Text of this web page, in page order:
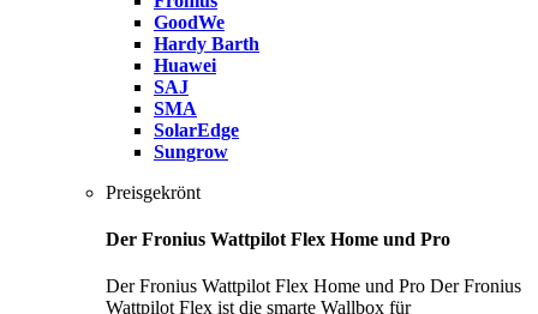
GoodWe
Hardy Barth
Huawei
SAJ
SMA
SolarEdge
Sungrow
Preisgekrönt
Der Fronius Wattpilot Flex Home und Pro
Der Fronius Wattpilot Flex Home und Pro Der Fronius
Wattpilot Flex ist die smarte Wallbox für